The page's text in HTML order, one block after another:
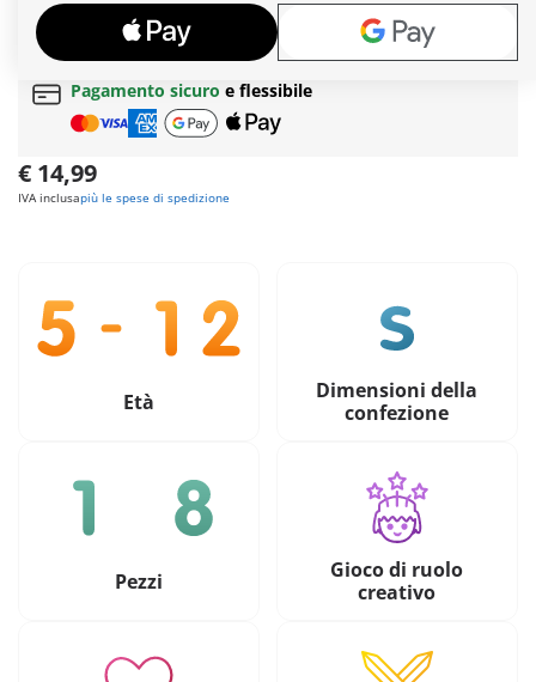
Tempi di consegna
attualmente 6-8 giorni lavorativi!
Spedizione gratuita
per ordini da
49,90€
Pagamento sicuro e flessibile
€ 14,99
IVA inclusapiù le spese di spedizione
Età
Dimensioni della
confezione
Pezzi
Gioco di ruolo
creativo